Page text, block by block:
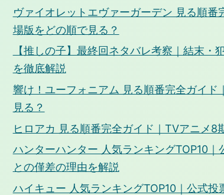
ヴァイオレットエヴァーガーデン 見る順番
場版をどの順で見る？
【推しの子】最終回ネタバレ考察｜結末
を徹底解説
響け！ユーフォニアム 見る順番完全ガイ
見る？
ヒロアカ 見る順番完全ガイド｜TVアニメ8
ハンターハンター 人気ランキングTOP10
との僅差の理由を解説
ハイキュー 人気ランキングTOP10｜公式